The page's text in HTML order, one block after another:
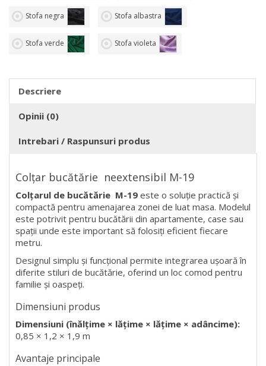
Stofa negra Stofa albastra
Stofa verde Stofa violeta
Descriere
Opinii (0)
Intrebari / Raspunsuri produs
Colțar bucătărie neextensibil M-19
Colțarul de bucătărie M-19 este o soluție practică și
compactă pentru amenajarea zonei de luat masa. Modelul
este potrivit pentru bucătării din apartamente, case sau
spații unde este important să folosiți eficient fiecare
metru.
Designul simplu și funcțional permite integrarea ușoară în
diferite stiluri de bucătărie, oferind un loc comod pentru
familie și oaspeți.
Dimensiuni produs
Dimensiuni (înălțime × lățime × lățime × adâncime):
0,85 × 1,2 × 1,9 m
Avantaje principale